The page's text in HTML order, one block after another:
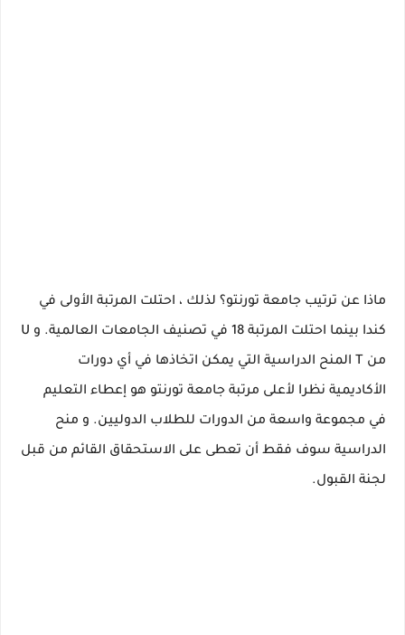
ماذا عن ترتيب جامعة تورنتو؟ لذلك ، احتلت المرتبة الأولى في
كندا بينما احتلت المرتبة 18 في تصنيف الجامعات العالمية. و U
من T المنح الدراسية التي يمكن اتخاذها في أي دورات
الأكاديمية نظرا لأعلى مرتبة جامعة تورنتو هو إعطاء التعليم
في مجموعة واسعة من الدورات للطلاب الدوليين. و منح
الدراسية سوف فقط أن تعطى على الاستحقاق القائم من قبل
لجنة القبول.